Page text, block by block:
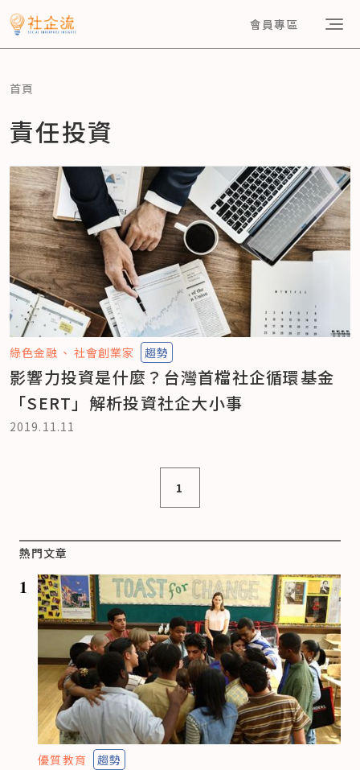
會員專區
首頁
責任投資
綠色金融 社會創業家 趨勢
影響力投資是什麼？台灣首檔社企循環基金
「SERT」解析投資社企大小事
2019.11.11
1
熱門文章
1
優質教育 趨勢